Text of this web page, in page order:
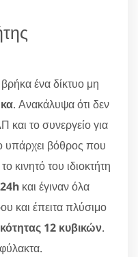
ένα δίκτυο μη
. Ανακάλυψα ότι δεν
το συνεργείο για
υπάρχει βόθρος που
κινητό του ιδιοκτήτη
και έγιναν όλα
και έπειτα πλύσιμο
12 κυβικών.